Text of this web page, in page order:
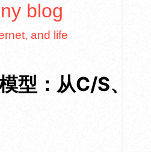
blog
and life
型：从C/S、